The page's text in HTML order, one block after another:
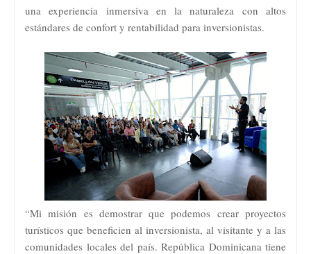
una experiencia inmersiva en la naturaleza con altos
estándares de confort y rentabilidad para inversionistas.
“Mi misión es demostrar que podemos crear proyectos
turísticos que beneficien al inversionista, al visitante y a las
comunidades locales del país. República Dominicana tiene